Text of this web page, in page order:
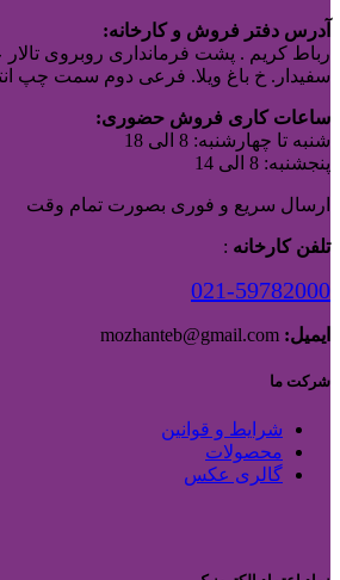
آدرس دفتر فروش و کارخانه:
رباط کریم . پشت فرمانداری روبروی
سفیدار. خ باغ ویلا. فرعی دوم سمت چپ
ساعات کاری فروش حضوری:
شنبه تا چهارشنبه: 8 الی 18
پنجشنبه: 8 الی 14
ارسال سریع و فوری بصورت تمام وقت
تلفن کارخانه :
021-59782000
ایمیل:
شرکت ما
شرایط و قوانین
محصولات
گالری عکس